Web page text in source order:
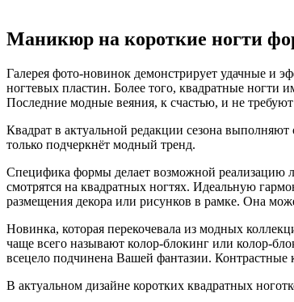
Маникюр на короткие ногти
Галерея фото-новинок демонстрирует удачные и
ногтевых пластин. Более того, квадратные
Последние модные веяния, к счастью, и не
Квадрат в актуальной редакции сезона
только подчеркнёт модный тренд.
Специфика формы делает возможной реализацию
смотрятся на квадратных ногтях. Идеальную
размещения декора или рисунков в рамке. Она
Новинка, которая перекочевала из модных
чаще всего называют колор-блокинг или колор-
всецело подчинена Вашей фантазии.
В актуальном дизайне коротких квадратных